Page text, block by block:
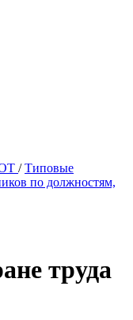
/ Типовые
по должностям,
труда